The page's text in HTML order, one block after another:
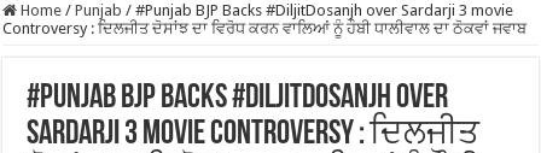
Home / Punjab / #Punjab BJP Backs #DiljitDosanjh over Sardarji 3 movie
Controversy : ਦਿਲਜੀਤ ਦੋਸਾਂਝ ਦਾ ਵਿਰੋਧ ਕਰਨ ਵਾਲਿਆਂ ਨੂੰ ਹੌਬੀ ਧਾਲੀਵਾਲ ਦਾ ਠੋਕਵਾਂ ਜਵਾਬ
#Punjab BJP Backs #DiljitDosanjh over
Sardarji 3 movie Controversy : ਦਿਲਜੀਤ